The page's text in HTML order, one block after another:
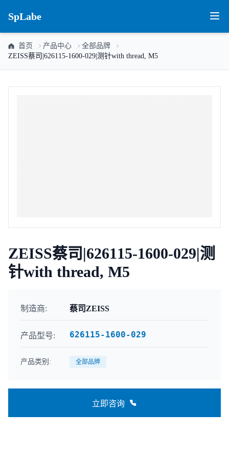
SpLabe
首页 产品中心
全部品牌
ZEISS蔡司|626115-1600-029|测针with thread, M5
ZEISS蔡司|626115-1600-029|测
针with thread, M5
制造商: 蔡司ZEISS
产品型号: 626115-1600-029
产品类别: 全部品牌
立即咨询